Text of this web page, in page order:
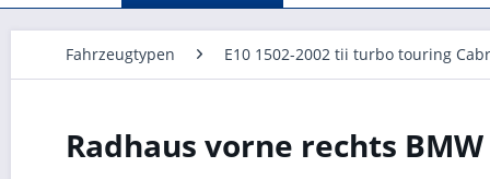
Fahrzeugtypen E10 1502-2002 tii turbo touring
Radhaus vorne rechts